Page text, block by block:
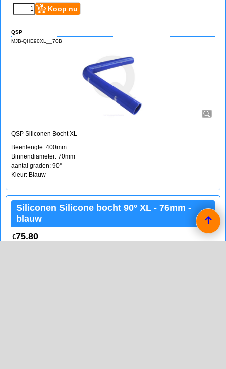
Koop nu
QSP
MJB-QHE90XL__70B
QSP Siliconen Bocht XL
Beenlengte: 400mm
Binnendiameter: 70mm
aantal graden: 90°
Kleur: Blauw
Siliconen Silicone bocht 90° XL - 76mm -
blauw
€75.80